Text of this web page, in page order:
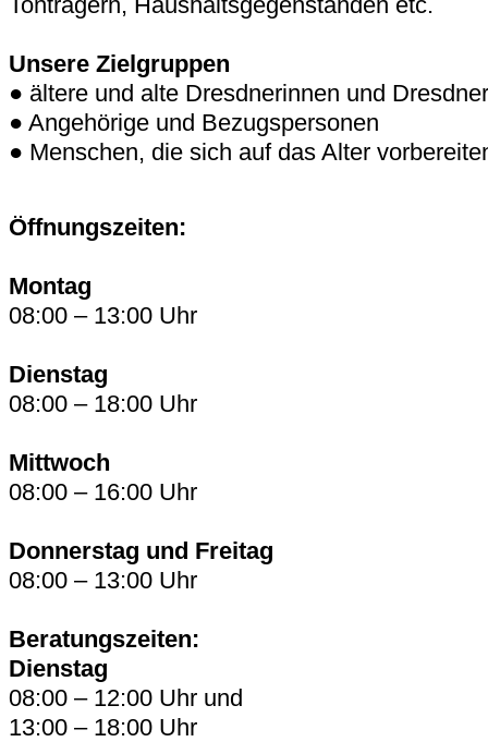
Unsere Zielgruppen
● ältere und alte Dresdnerinnen und Dresdner
● Angehörige und Bezugspersonen
● Menschen, die sich auf das Alter
Öffnungszeiten:
Montag
08:00 – 13:00 Uhr
Dienstag
08:00 – 18:00 Uhr
Mittwoch
08:00 – 16:00 Uhr
Donnerstag und Freitag
08:00 – 13:00 Uhr
Beratungszeiten:
Dienstag
08:00 – 12:00 Uhr und
13:00 – 18:00 Uhr